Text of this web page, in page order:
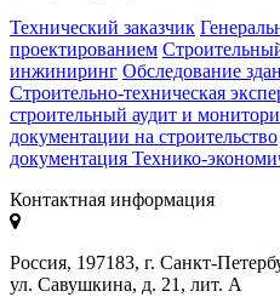
Технический заказчик
проектированием
инжиниринг Обследование
Строительно-техническая
строительный аудит и
документации на строительство
документация Технико-
Контактная информация
Россия, 197183, г. Санкт-
ул. Савушкина, д. 21, лит. А